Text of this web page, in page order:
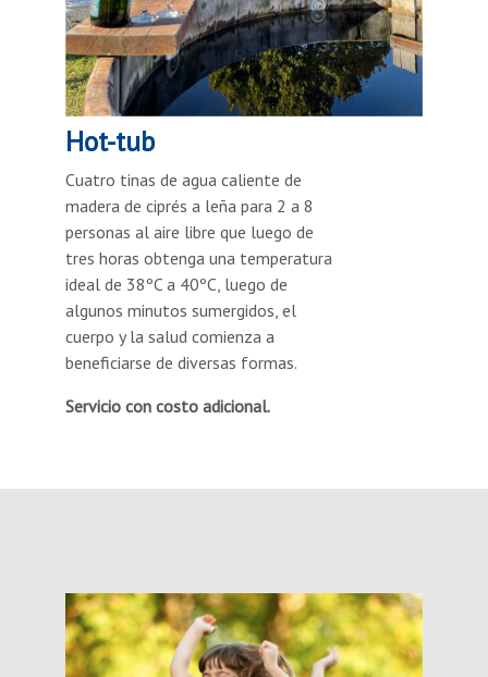
Hot-tub
Cuatro tinas de agua caliente de
madera de ciprés a leña para 2 a 8
personas al aire libre que luego de
tres horas obtenga una temperatura
ideal de 38ºC a 40ºC, luego de
algunos minutos sumergidos, el
cuerpo y la salud comienza a
beneficiarse de diversas formas.
Servicio con costo adicional.